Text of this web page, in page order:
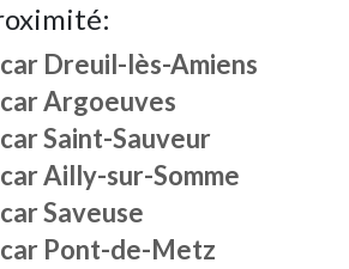
Dreuil-lès-Amiens
Argoeuves
Saint-Sauveur
Ailly-sur-Somme
Saveuse
Pont-de-Metz